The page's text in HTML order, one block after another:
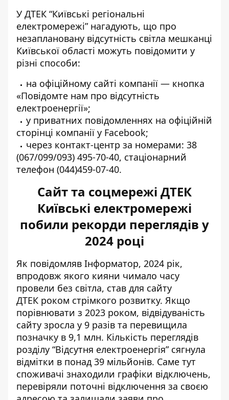
У ДТЕК “Київські регіональні
електромережі” нагадують, що про
незаплановану відсутність світла мешканці
Київської області можуть повідомити у
різні способи:
на офіційному сайті компанії — кнопка
«Повідомте нам про відсутність
електроенергії»;
у приватних повідомленнях на офіційній
сторінці компанії у Facebook;
через контакт-центр за номерами: 38
(067/099/093) 495-70-40, стаціонарний
телефон (044)459-07-40.
Сайт та соцмережі ДТЕК
Київські електромережі
побили рекорди переглядів у
2024 році
Як повідомляв Інформатор, 2024 рік,
впродовж якого кияни чимало часу
провели без світла, став для сайту
ДТЕК роком стрімкого розвитку. Якщо
порівнювати з 2023 роком, відвідуваність
сайту зросла у 9 разів та перевищила
позначку в 9,1 млн. Кількість переглядів
розділу “Відсутня електроенергія” сягнула
відмітки в понад 39 мільйонів. Саме тут
споживачі знаходили графіки відключень,
перевіряли поточні відключення за своєю